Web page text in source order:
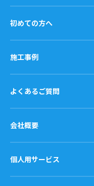
初めての方へ
施工事例
よくあるご質問
会社概要
個人用サービス